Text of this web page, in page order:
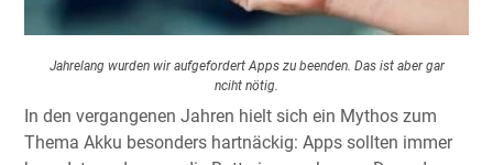
Jahrelang wurden wir aufgefordert Apps zu beenden. Das ist aber gar
nciht nötig.
In den vergangenen Jahren hielt sich ein Mythos zum
Thema Akku besonders hartnäckig: Apps sollten immer